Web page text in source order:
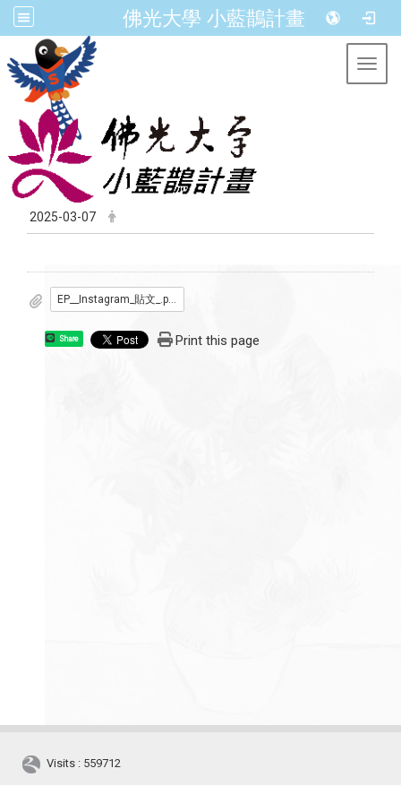
佛光大學 小藍鵲計畫
2025-03-07
EP__Instagram_貼文_.pdf
Share Print this page
Visits : 559712